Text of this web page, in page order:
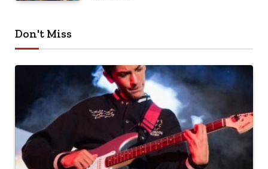
Don't Miss